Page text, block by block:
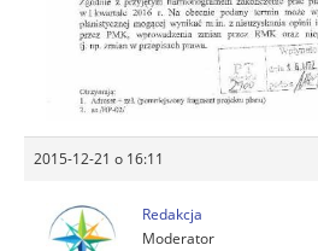
2015-12-21 o 16:11
Redakcja
Moderator